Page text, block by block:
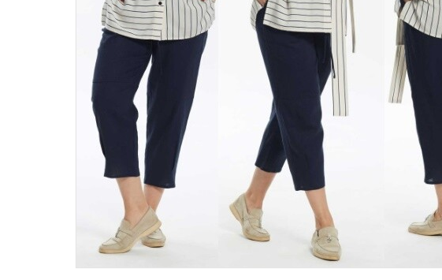
52
104
54
108
56
58
60
62
124
128
66
132
68
136
70
72
144